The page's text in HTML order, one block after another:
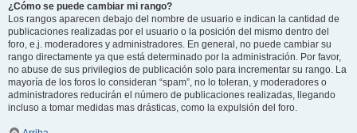
¿Cómo se puede cambiar mi rango?
Los rangos aparecen debajo del nombre de usuario e indican la cantidad de
publicaciones realizadas por el usuario o la posición del mismo dentro del
foro, e.j. moderadores y administradores. En general, no puede cambiar su
rango directamente ya que está determinado por la administración. Por favor,
no abuse de sus privilegios de publicación solo para incrementar su rango. La
mayoría de los foros lo consideran “spam”, no lo toleran, y moderadores o
administradores reducirán el número de publicaciones realizadas, llegando
incluso a tomar medidas mas drásticas, como la expulsión del foro.